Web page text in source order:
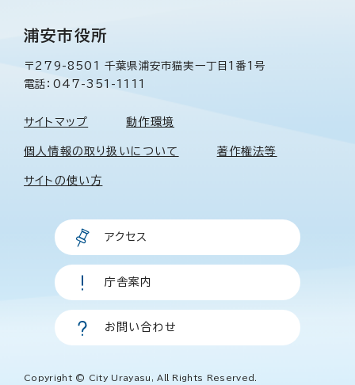
浦安市役所
〒279-8501 千葉県浦安市猫実一丁目1番1号
電話：047-351-1111
サイトマップ 動作環境
個人情報の取り扱いについて 著作権法等
サイトの使い方
アクセス
庁舎案内
お問い合わせ
Copyright © City Urayasu, All Rights Reserved.